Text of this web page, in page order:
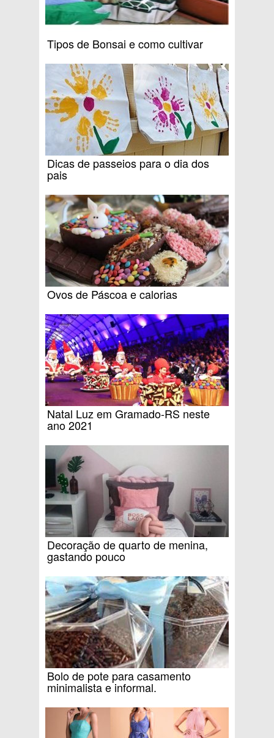
Tipos de Bonsai e como cultivar
Dicas de passeios para o dia dos
pais
Ovos de Páscoa e calorias
Natal Luz em Gramado-RS neste
ano 2021
Decoração de quarto de menina,
gastando pouco
Bolo de pote para casamento
minimalista e informal.